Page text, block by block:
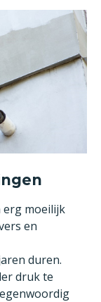
erg moeilijk
en
duren.
druk te